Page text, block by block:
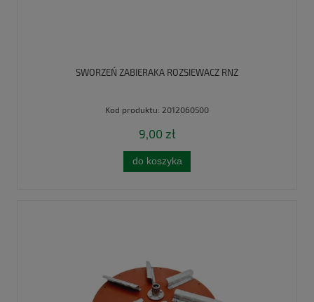
SWORZEŃ ZABIERAKA ROZSIEWACZ RNZ
Kod produktu: 2012060500
9,00 zł
do koszyka